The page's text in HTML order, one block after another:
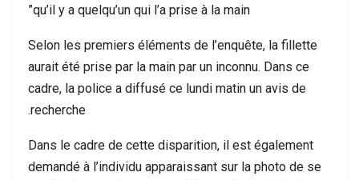
qu’il y a quelqu’un qui l’a prise à la main”
Selon les premiers éléments de l’enquête, la fillette
aurait été prise par la main par un inconnu. Dans ce
cadre, la police a diffusé ce lundi matin un avis de
recherche.
Dans le cadre de cette disparition, il est également
demandé à l’individu apparaissant sur la photo de se